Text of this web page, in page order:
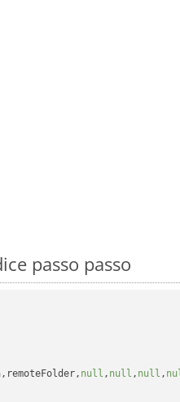
passo passo
null , null , null ,